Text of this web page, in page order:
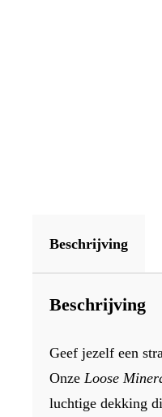
Beschrijving
Beschrijving
Geef jezelf een
Onze Loose
luchtige dekking